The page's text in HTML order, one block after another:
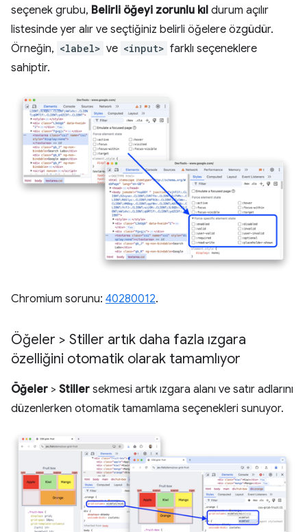
seçenek grubu, Belirli öğeyi zorunlu kıl durum açılır
listesinde yer alır ve seçtiğiniz belirli öğelere özgüdür.
Örneğin, <label> ve <input> farklı seçeneklere
sahiptir.
Chromium sorunu: 40280012.
Öğeler > Stiller artık daha fazla ızgara
özelliğini otomatik olarak tamamlıyor
Öğeler > Stiller sekmesi artık ızgara alanı ve satır adlarını
düzenlerken otomatik tamamlama seçenekleri sunuyor.